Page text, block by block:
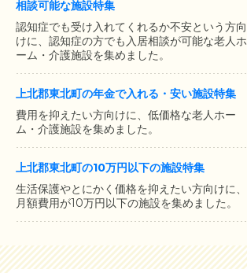
相談可能な施設特集
認知症でも受け入れてくれるか不安という方向
けに、認知症の方でも入居相談が可能な老人ホ
ーム・介護施設を集めました。
上北郡東北町の年金で入れる・安い施設特集
費用を抑えたい方向けに、低価格な老人ホー
ム・介護施設を集めました。
上北郡東北町の10万円以下の施設特集
生活保護やとにかく価格を抑えたい方向けに、
月額費用が10万円以下の施設を集めました。